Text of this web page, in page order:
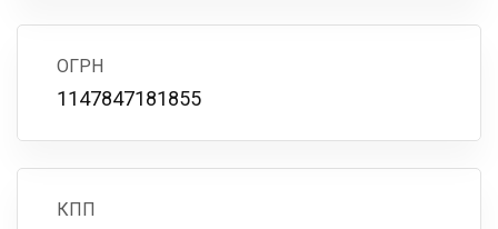
ОГРН
1147847181855
КПП